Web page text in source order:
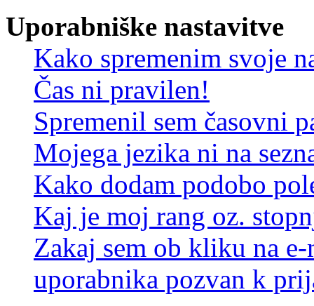
Uporabniške nastavitve
Kako spremenim svoje
Čas ni pravilen!
Spremenil sem časovni
Mojega jezika ni na
Kako dodam podobo
Kaj je moj rang oz.
Zakaj sem ob kliku na
uporabnika pozvan k